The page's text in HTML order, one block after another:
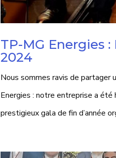
TP-MG Energies
2024
Nous sommes ravis de partager
Energies : notre entreprise a
prestigieux gala de fin d’année